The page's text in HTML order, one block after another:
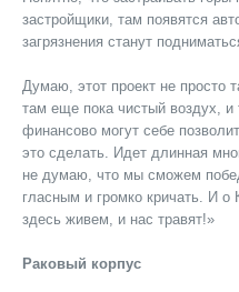
застройщики, там появятся
загрязнения станут
Думаю, этот проект не просто
там еще пока чистый воздух, и
финансово могут себе
это сделать. Идет длинная
не думаю, что мы сможем
гласным и громко кричать. И
здесь живем, и нас травят!»
Раковый корпус